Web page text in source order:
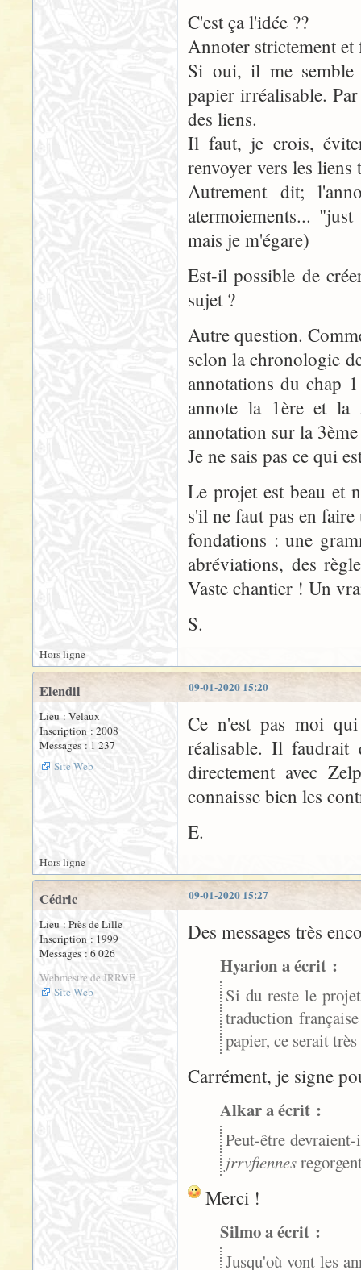
C'est ça l'idée ??
Annoter strictement et
Si oui, il me semble
papier irréalisable.
des liens.
Il faut, je crois,
renvoyer vers les
Autrement dit;
atermoiements...
mais je m'égare)
Est-il possible de
sujet ?
Autre question.
selon la chronologie
annotations du chap
annote la 1ère et la
annotation sur la
Je ne sais pas ce qui
Le projet est beau et
s'il ne faut pas en
fondations : une
abréviations, des
Vaste chantier ! Un
S.
Hors ligne
09-01-2020 15:20
Elendil
Lieu : Velaux
Inscription : 2008
Messages : 1 237
Site Web
Ce n'est pas moi
réalisable. Il
directement avec
connaisse bien les
E.
Hors ligne
09-01-2020 15:27
Cédric
Lieu : Près de Lille
Inscription : 1999
Messages : 6 026
Webmestre de JRRVF
Site Web
Des messages très
Hyarion a écrit :
Si du reste le
traduction
papier, ce serait
Carrément, je signe
Alkar a écrit :
Peut-être
jrrvfiennes
Merci !
Silmo a écrit :
Jusqu'où vont les